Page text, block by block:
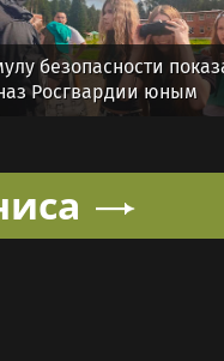
безопасности
Росгвардии юным
Свердловской